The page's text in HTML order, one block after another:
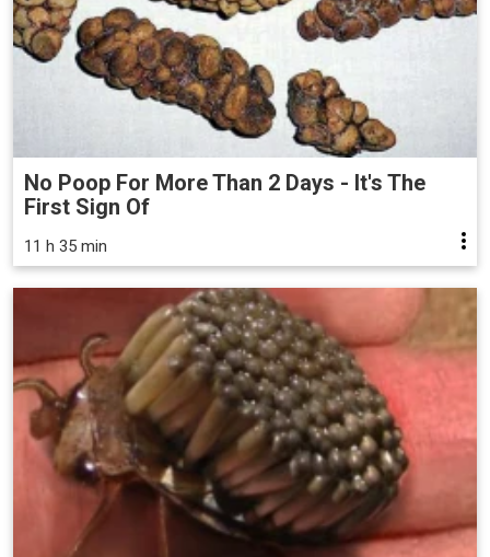
No Poop For More Than 2 Days - It's The
First Sign Of
11 h 35 min